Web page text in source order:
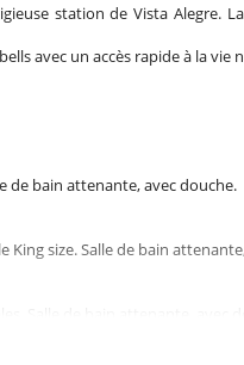
station de Vista Alegre.
avec un accès rapide à la vie
de bain attenante, avec douche.
King size. Salle de bain